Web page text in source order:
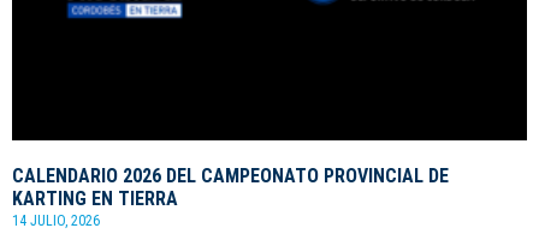
CALENDARIO 2026 DEL CAMPEONATO PROVINCIAL DE
KARTING EN TIERRA
14 JULIO, 2026